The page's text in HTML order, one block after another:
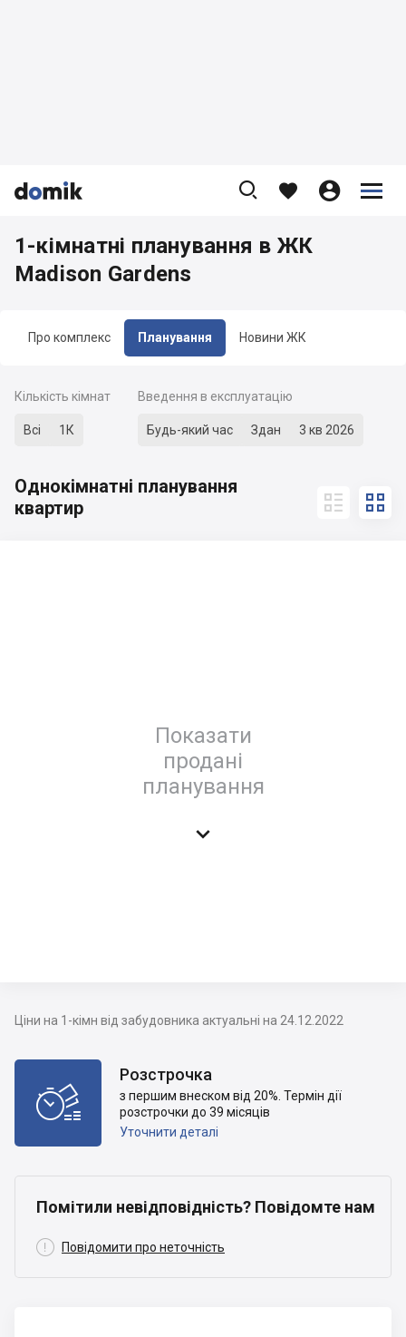


    


Про комплекс Планування Новини ЖК
1-кімнатні планування в ЖК
Madison Gardens
Кількість кімнат
Всі 1К
Введення в експлуатацію
Будь-який час Здан 3 кв 2026
Однокімнатні планування
квартир
 
Показати
продані
планування

Ціни на 1-кімн від забудовника актуальні на 24.12.2022

Розстрочка
з першим внеском від 20%. Термін дії
розстрочки до 39 місяців
Уточнити деталі
Помітили невідповідність? Повідомте нам
 Повідомити про неточність